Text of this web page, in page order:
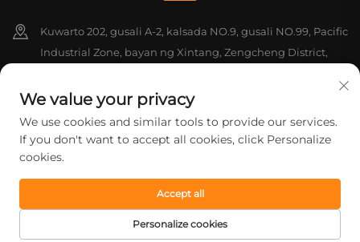
Kuwarto 202, gusali A-2, kalsada NO.9, gusali NO.99, Pacific
Industrial Zone, bayan ng Xintang, Zengcheng District,
+86-18925142858
[email protected]
Copyright © 2026 Guangzhou Shunhong Printing Co., Ltd. Lahat ng
karapatan ay nakareserba. Patakaran sa Pagkapribado
We value your privacy
We use cookies and similar tools to provide our services.
If you don't want to accept all cookies, click Personalize
cookies.
Personalize cookies
Accept all